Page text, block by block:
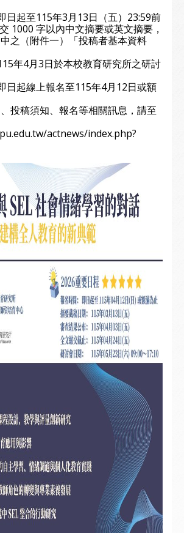
日起至115年3月13日（五）23:59前
1000 字以內中文摘要或英文摘要，
之（附件一）「投稿者基本資料
年4月3日於本校教育研究所之研討
日起線上報名至115年4月12日或額
投稿須知、報名等相關訊息，請至
actnews/index.php?